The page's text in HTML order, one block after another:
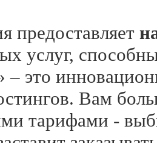
предоставляет
услуг,
– это
Вам
тарифами -